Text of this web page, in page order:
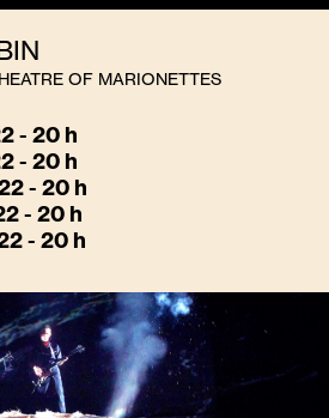
OF MARIONETTES
- 20 h
- 20 h
- 20 h
- 20 h
- 20 h